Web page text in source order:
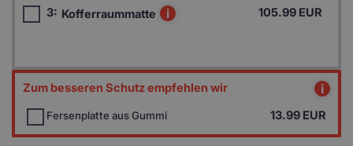
3: Kofferraummatte i 105.99 EUR
Zum besseren Schutz empfehlen wir i
Fersenplatte aus Gummi 13.99 EUR